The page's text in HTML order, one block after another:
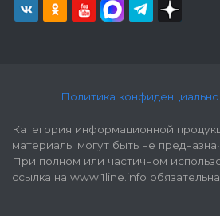
Политика
Категория информационной
материалы могут быть не
При полном или частичном
ссылка на www.1line.info